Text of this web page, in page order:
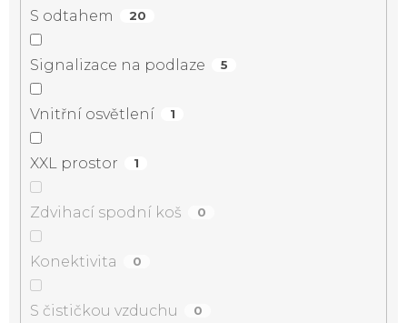
S odtahem 20
Signalizace na podlaze 5
Vnitřní osvětlení 1
XXL prostor 1
Zdvihací spodní koš 0
Konektivita 0
S čističkou vzduchu 0